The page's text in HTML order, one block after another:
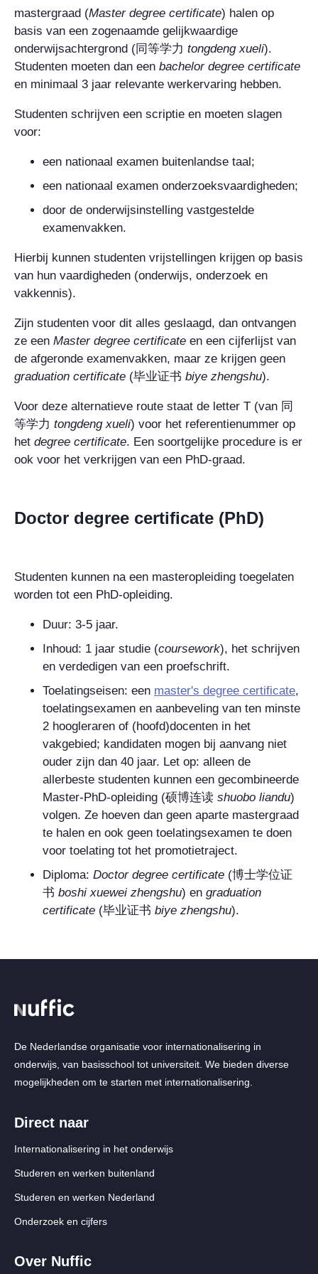
mastergraad (Master degree certificate) halen op
basis van een zogenaamde gelijkwaardige
onderwijsachtergrond ( 同等学力 tongdeng xueli).
Studenten moeten dan een bachelor degree certificate
en minimaal 3 jaar relevante werkervaring hebben.
Studenten schrijven een scriptie en moeten slagen
voor:
een nationaal examen buitenlandse taal;
een nationaal examen onderzoeksvaardigheden;
door de onderwijsinstelling vastgestelde
examenvakken.
Hierbij kunnen studenten vrijstellingen krijgen op basis
van hun vaardigheden (onderwijs, onderzoek en
vakkennis).
Zijn studenten voor dit alles geslaagd, dan ontvangen
ze een Master degree certificate en een cijferlijst van
de afgeronde examenvakken, maar ze krijgen geen
graduation certificate (毕业证书 biye zhengshu).
Voor deze alternatieve route staat de letter T (van 同
等学力 tongdeng xueli) voor het referentienummer op
het degree certificate. Een soortgelijke procedure is er
ook voor het verkrijgen van een PhD-graad.
Doctor degree certificate (PhD)
Studenten kunnen na een masteropleiding toegelaten
worden tot een PhD-opleiding.
Duur: 3-5 jaar.
Inhoud: 1 jaar studie (coursework), het schrijven
en verdedigen van een proefschrift.
Toelatingseisen: een master's degree certificate,
toelatingsexamen en aanbeveling van ten minste
2 hoogleraren of (hoofd)docenten in het
vakgebied; kandidaten mogen bij aanvang niet
ouder zijn dan 40 jaar. Let op: alleen de
allerbeste studenten kunnen een gecombineerde
Master-PhD-opleiding (硕博连读 shuobo liandu)
volgen. Ze hoeven dan geen aparte mastergraad
te halen en ook geen toelatingsexamen te doen
voor toelating tot het promotietraject.
Diploma: Doctor degree certificate (博士学位证
书 boshi xuewei zhengshu) en graduation
certificate (毕业证书 biye zhengshu).
De Nederlandse organisatie voor internationalisering in
onderwijs, van basisschool tot universiteit. We bieden diverse
mogelijkheden om te starten met internationalisering.
Direct naar
Internationalisering in het onderwijs
Studeren en werken buitenland
Studeren en werken Nederland
Onderzoek en cijfers
Over Nuffic